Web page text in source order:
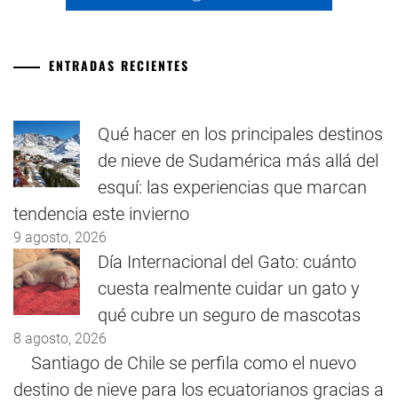
ENTRADAS RECIENTES
Qué hacer en los principales destinos
de nieve de Sudamérica más allá del
esquí: las experiencias que marcan
tendencia este invierno
9 agosto, 2026
Día Internacional del Gato: cuánto
cuesta realmente cuidar un gato y
qué cubre un seguro de mascotas
8 agosto, 2026
Santiago de Chile se perfila como el nuevo
destino de nieve para los ecuatorianos gracias a